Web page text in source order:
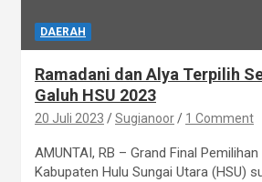
DAERAH
Ramadani dan Alya Terpilih
Galuh HSU 2023
20 Juli 2023 Sugianoor 1 Comment
AMUNTAI, RB – Grand Final
Kabupaten Hulu Sungai Utara (HSU)